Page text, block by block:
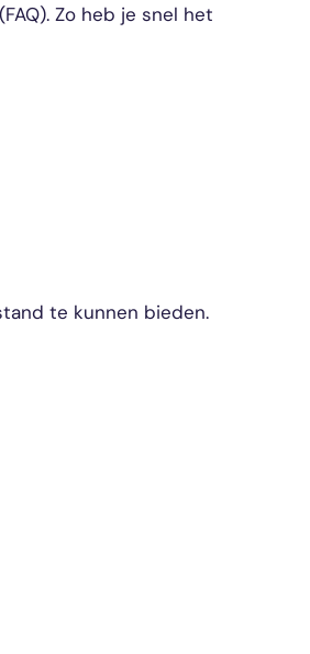
Zo heb je snel het
te kunnen bieden.